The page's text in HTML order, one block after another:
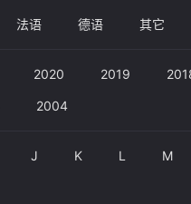
法语 德语 其它
2020 2019
2004
J K L M